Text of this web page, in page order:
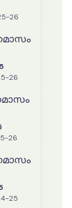
26
26
26
2024-25